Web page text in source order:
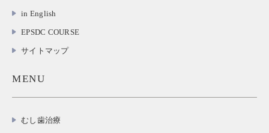
in English
EPSDC COURSE
サイトマップ
MENU
むし歯治療